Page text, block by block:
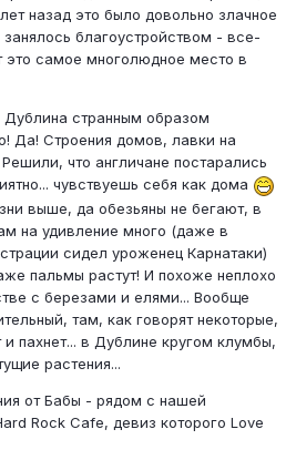
назад это было довольно злачное
благоустройством - все-
это самое многолюдное место в
странным образом
Да! Строения домов, лавки на
что англичане постарались
чувствуешь себя как дома
выше, да обезьяны не бегают, в
на удивление много (даже в
сидел уроженец Карнатаки)
пальмы растут! И похоже неплохо
с березами и елями... Вообще
там, как говорят некоторые,
и пахнет... в Дублине кругом клумбы,
растения...
от Бабы - рядом с нашей
Rock Cafe, девиз которого Love